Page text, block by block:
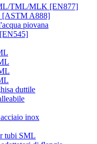
TML/MLK [EN877]
[ASTM A888]
piovana
duttile
inox
tubi SML